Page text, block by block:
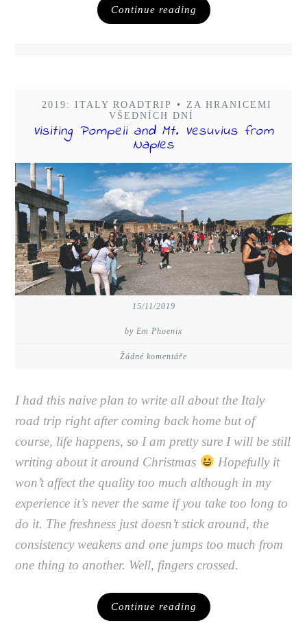
Continue reading
2019: ITALY ROADTRIP •
ZA HRANICEMI
VŠEDNÍCH DNÍ
Visiting Pompeii and Mt. Vesuvius from
Naples
15/11/2019
by Em Phoenix
Žádné komentáře
I had this naive plan to write all about the Italy
road trip right after coming back home but of
course, life happens, so I am pretty sure I will be still
writing about it around Christmas
Hopefully it
won’t affect the quality too much although in my
experience it’s never the same if you take too long to
do it. The freshness just doesn’t stick around, the
consistency weakens and one jumps too much from
one thing to another. Well, fingers crossed.
Continue reading